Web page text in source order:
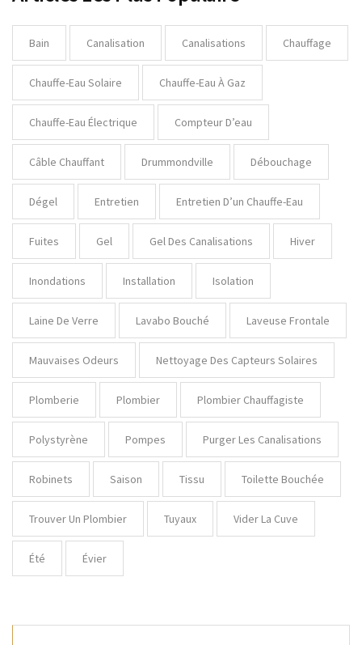
Bain Canalisation Canalisations Chauffage
Chauffe-Eau Solaire Chauffe-Eau À Gaz
Chauffe-Eau Électrique Compteur D’eau
Câble Chauffant Drummondville Débouchage
Dégel Entretien Entretien D’un Chauffe-Eau
Fuites Gel Gel Des Canalisations Hiver
Inondations Installation Isolation
Laine De Verre Lavabo Bouché Laveuse Frontale
Mauvaises Odeurs Nettoyage Des Capteurs Solaires
Plomberie Plombier Plombier Chauffagiste
Polystyrène Pompes Purger Les Canalisations
Robinets Saison Tissu Toilette Bouchée
Trouver Un Plombier Tuyaux Vider La Cuve
Été Évier